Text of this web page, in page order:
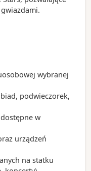
– doskonały
rezydencji
obszar
aligatory, manaty i
kilometrów
często
i
na
wybranej
podwieczorek,
w
urządzeń
na statku